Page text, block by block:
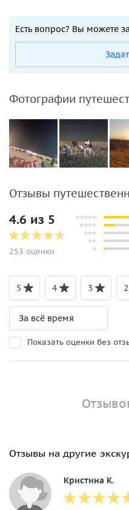
Есть вопрос? Вы можете
Фотографии
Отзывы
4.6 из 5
253 оценки
5 4 3 2
Показать оценки без
Отзывы на другие
Кристина К.